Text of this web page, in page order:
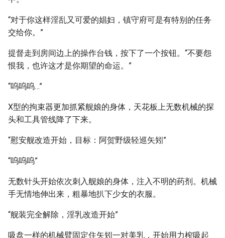
“对于你这样淫乱又可爱的娼妇，镇守府可是有特别的任务
交给你。”
提督走到房间边上的操作台钱，按下了一个按钮。“不要怨
恨我，也许这才是你期望的命运。”
“呜呜呜…”
X型的拘束器更加抓紧舰娘的身体，天花板上无数机械的探
头和工具管线降了下来。
“慰安舰改造开始，目标：阿贺野级轻巡矢矧”
“呜呜呜”
无数针头开始依次刺入舰娘的身体，注入不明的药剂。机械
手无情地伸出来，粗暴地扒下少女的衣服。
“舰装完全解除，淫乳改造开始”
吸盘一样的机械臂固定住矢矧一对美乳，开始用力榨吸起